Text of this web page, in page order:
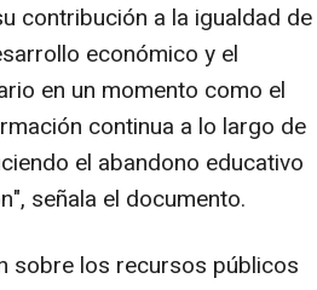
contribución a la igualdad de
económico y el
en un momento como el
continua a lo largo de
el abandono educativo
señala el documento.
sobre los recursos públicos